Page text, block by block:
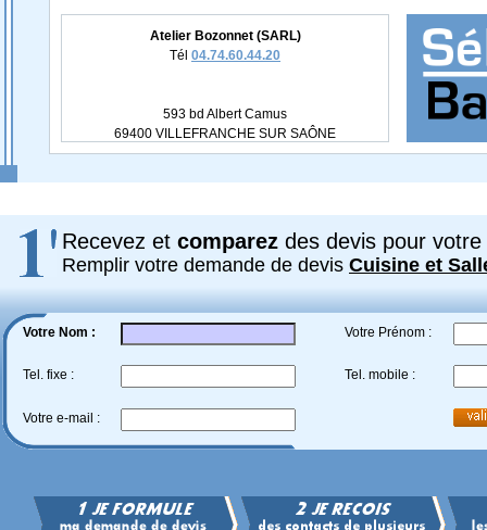
Atelier Bozonnet (SARL)
Tél 04.74.60.44.20
593 bd Albert Camus
69400 VILLEFRANCHE SUR SAÔNE
Recevez et comparez des devis pour votre
Remplir votre demande de devis Cuisine et
Votre Nom : Votre Prénom :
Tel. fixe : Tel. mobile :
Votre e-mail :